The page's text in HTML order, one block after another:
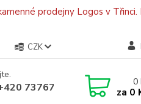
prodejny Logos v Třinci.
CZK
737670415 0
za 0